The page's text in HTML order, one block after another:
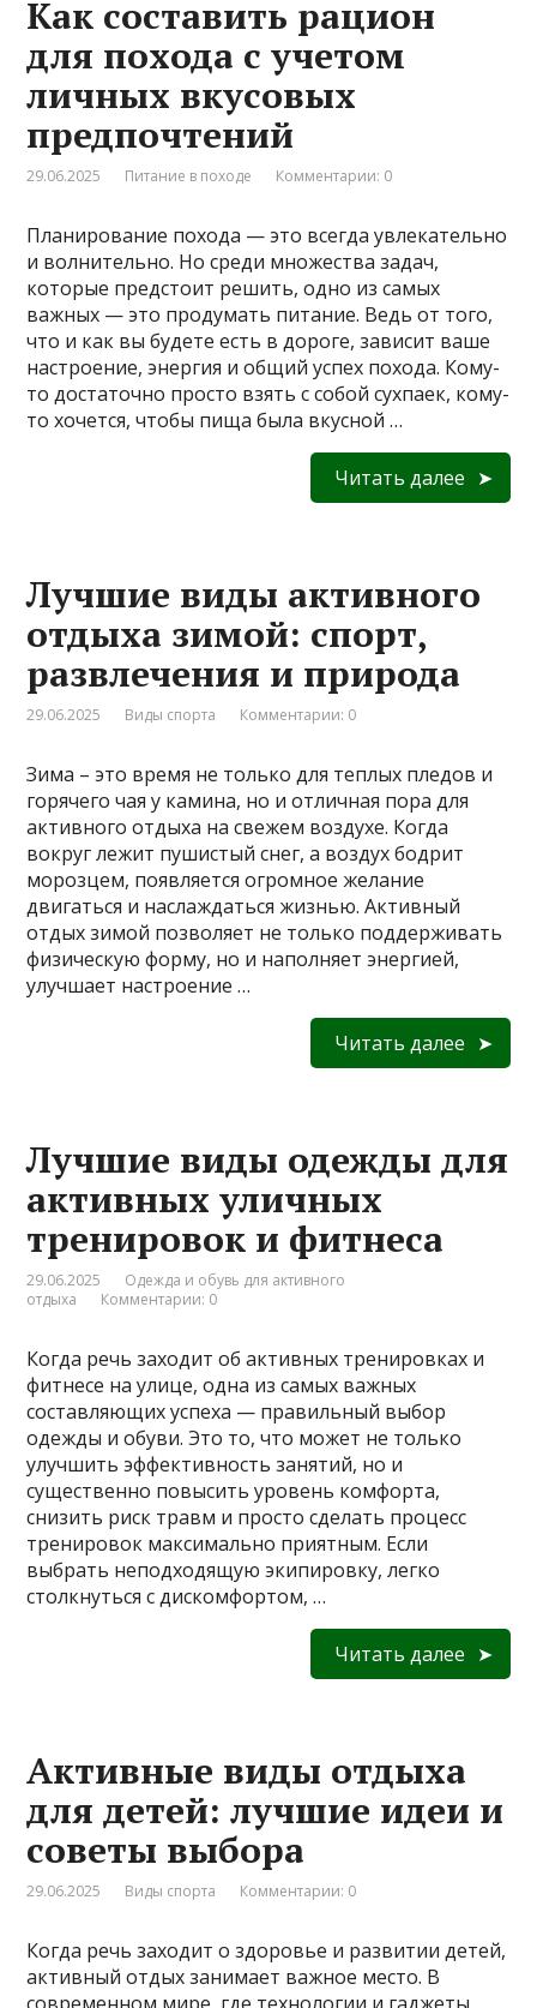
Как составить рацион
для похода с учетом
личных вкусовых
предпочтений
29.06.2025 Питание в походе Комментарии: 0
Планирование похода — это всегда увлекательно
и волнительно. Но среди множества задач,
которые предстоит решить, одно из самых
важных — это продумать питание. Ведь от того,
что и как вы будете есть в дороге, зависит ваше
настроение, энергия и общий успех похода. Кому-
то достаточно просто взять с собой сухпаек, кому-
то хочется, чтобы пища была вкусной …
Читать далее
Лучшие виды активного
отдыха зимой: спорт,
развлечения и природа
29.06.2025 Виды спорта Комментарии: 0
Зима – это время не только для теплых пледов и
горячего чая у камина, но и отличная пора для
активного отдыха на свежем воздухе. Когда
вокруг лежит пушистый снег, а воздух бодрит
морозцем, появляется огромное желание
двигаться и наслаждаться жизнью. Активный
отдых зимой позволяет не только поддерживать
физическую форму, но и наполняет энергией,
улучшает настроение …
Читать далее
Лучшие виды одежды для
активных уличных
тренировок и фитнеса
29.06.2025
Одежда и обувь для активного
отдыха
Комментарии: 0
Когда речь заходит об активных тренировках и
фитнесе на улице, одна из самых важных
составляющих успеха — правильный выбор
одежды и обуви. Это то, что может не только
улучшить эффективность занятий, но и
существенно повысить уровень комфорта,
снизить риск травм и просто сделать процесс
тренировок максимально приятным. Если
выбрать неподходящую экипировку, легко
столкнуться с дискомфортом, …
Читать далее
Активные виды отдыха
для детей: лучшие идеи и
советы выбора
29.06.2025 Виды спорта Комментарии: 0
Когда речь заходит о здоровье и развитии детей,
активный отдых занимает важное место. В